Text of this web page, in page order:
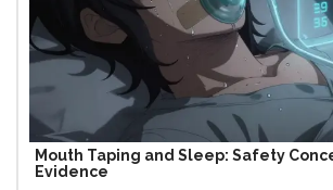
Mouth Taping and Sleep: Safety
Evidence